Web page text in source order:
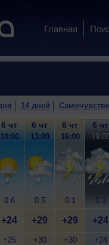
Главная
14 дней
6 чт
10:00
0.6
+24
+25
6 чт
13:00
0.5
+29
+30
6 чт
16:00
0.1
+29
+30
6 чт
1.1
+24
+24